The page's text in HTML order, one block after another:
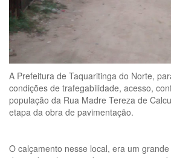
A Prefeitura de Taquaritinga do Norte,
condições de trafegabilidade, acesso,
população da Rua Madre Tereza de
etapa da obra de pavimentação.
O calçamento nesse local, era um